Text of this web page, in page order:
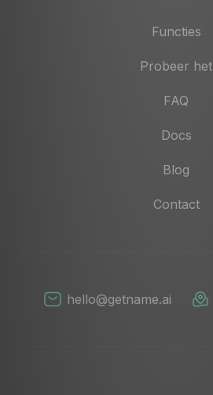
Functies
Probeer het
FAQ
Docs
Blog
Contact
hello@getname.ai